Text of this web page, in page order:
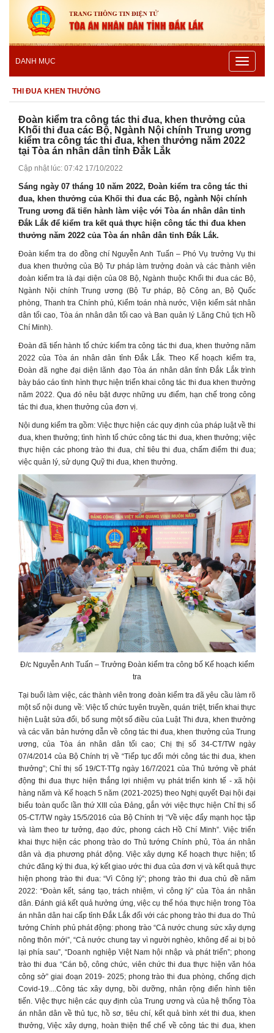
DANH MỤC
Toggle
THI ĐUA KHEN THƯỞNG
Đoàn kiểm tra công tác thi đua, khen thưởng của
Khối thi đua các Bộ, Ngành Nội chính Trung ương
kiểm tra công tác thi đua, khen thưởng năm 2022
tại Tòa án nhân dân tỉnh Đắk Lắk
Cập nhật lúc: 07:42 17/10/2022
Sáng ngày 07 tháng 10 năm 2022, Đoàn kiểm tra công tác thi
đua, khen thưởng của Khối thi đua các Bộ, ngành Nội chính
Trung ương đã tiến hành làm việc với Tòa án nhân dân tỉnh
Đắk Lắk để kiểm tra kết quả thực hiện công tác thi đua khen
thưởng năm 2022 của Tòa án nhân dân tỉnh Đắk Lắk.
Đoàn kiểm tra do đồng chí Nguyễn Anh Tuấn – Phó Vụ trưởng Vụ thi
đua khen thưởng của Bộ Tư pháp làm trưởng đoàn và các thành viên
đoàn kiểm tra là đại diện của 08 Bộ, Ngành thuộc Khối thi đua các Bộ,
Ngành Nội chính Trung ương (Bộ Tư pháp, Bộ Công an, Bộ Quốc
phòng, Thanh tra Chính phủ, Kiểm toán nhà nước, Viện kiểm sát nhân
dân tối cao, Tòa án nhân dân tối cao và Ban quản lý Lăng Chủ tịch Hồ
Chí Minh).
Đoàn đã tiến hành tổ chức kiểm tra công tác thi đua, khen thưởng năm
2022 của Tòa án nhân dân tỉnh Đắk Lắk. Theo Kế hoạch kiểm tra,
Đoàn đã nghe đại diện lãnh đạo Tòa án nhân dân tỉnh Đắk Lắk trình
bày báo cáo tình hình thực hiện triển khai công tác thi đua khen thưởng
năm 2022. Qua đó nêu bật được những ưu điểm, hạn chế trong công
tác thi đua, khen thưởng của đơn vị.
Nội dung kiểm tra gồm: Việc thực hiện các quy định của pháp luật về thi
đua, khen thưởng; tình hình tổ chức công tác thi đua, khen thưởng; việc
thực hiện các phong trào thi đua, chỉ tiêu thi đua, chấm điểm thi đua;
việc quản lý, sử dụng Quỹ thi đua, khen thưởng.
Đ/c Nguyễn Anh Tuấn – Trưởng Đoàn kiểm tra công bố Kế hoạch kiểm
tra
Tại buổi làm việc, các thành viên trong đoàn kiểm tra đã yêu cầu làm rõ
một số nội dung về: Việc tổ chức tuyên truyền, quán triệt, triển khai thực
hiện Luật sửa đổi, bổ sung một số điều của Luật Thi đưa, khen thưởng
và các văn bản hướng dẫn về công tác thi đua, khen thưởng của Trung
ương, của Tòa án nhân dân tối cao; Chị thị số 34-CT/TW ngày
07/4/2014 của Bộ Chính trị về “Tiếp tục đổi mới công tác thi đua, khen
thưởng”; Chỉ thị số 19/CT-TTg ngày 16/7/2021 của Thủ tướng về phát
động thi đua thực hiện thắng lợi nhiệm vụ phát triển kinh tế - xã hội
hàng năm và Kế hoạch 5 năm (2021-2025) theo Nghị quyết Đại hội đại
biểu toàn quốc lần thứ XIII của Đảng, gắn với việc thực hiện Chỉ thị số
05-CT/TW ngày 15/5/2016 của Bộ Chính trị “Về việc đẩy mạnh học tập
và làm theo tư tưởng, đạo đức, phong cách Hồ Chí Minh”. Việc triển
khai thực hiện các phong trào do Thủ tướng Chính phủ, Tòa án nhân
dân và địa phương phát động. Việc xây dựng Kế hoạch thực hiện; tổ
chức đăng ký thi đua, ký kết giao ước thi đua của đơn vị và kết quả thực
hiện phong trào thi đua: “Vì Công lý”; phong trào thi đua chủ đề năm
2022: “Đoàn kết, sáng tạo, trách nhiệm, vì công lý” của Tòa án nhân
dân. Đánh giá kết quả hưởng ứng, việc cụ thể hóa thực hiện trong Tòa
án nhân dân hai cấp tỉnh Đắk Lắk đối với các phong trào thi đua do Thủ
tướng Chính phủ phát động: phong trào “Cả nước chung sức xây dựng
nông thôn mới”, “Cả nước chung tay vì người nghèo, không để ai bị bỏ
lại phía sau”, “Doanh nghiệp Việt Nam hội nhập và phát triển”; phong
trào thi đua “Cán bộ, công chức, viên chức thi đua thực hiện văn hóa
công sở” giai đoạn 2019- 2025; phong trào thi đua phòng, chống dịch
Covid-19....Công tác xây dựng, bồi dưỡng, nhân rộng điển hình tiên
tiến. Việc thực hiện các quy định của Trung ương và của hệ thống Tòa
án nhân dân về thủ tục, hồ sơ, tiêu chí, kết quả bình xét thi đua, khen
thưởng, Việc xây dựng, hoàn thiện thể chế về công tác thi đua, khen